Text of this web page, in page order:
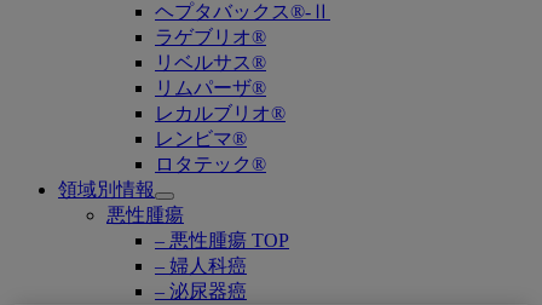
ヘプタバックス®-Ⅱ
ラゲブリオ®
リベルサス®
リムパーザ®
レカルブリオ®
レンビマ®
ロタテック®
領域別情報
Open
submenu
悪性腫瘍
– 悪性腫瘍 TOP
– 婦人科癌
– 泌尿器癌